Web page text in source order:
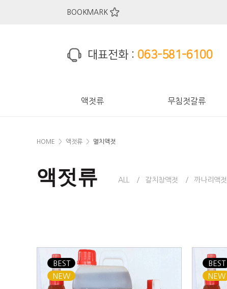
BOOKMARK
대표전화 : 063-581-6100
액젓류 무침젓갈류
HOME 액젓류 멸치액젓
액젓류 ALL 갈치창액젓 까나리액젓
BEST
NEW
BEST
NEW